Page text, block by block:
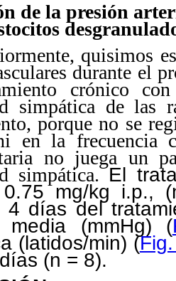
de la presión
quisimos
durante el
crónico
simpática de las
porque no se
en la frecuencia
no juega un
simpática. El
0.75 mg/kg i.p.,
4 días del
media (mmHg) (
(latidos/min) (
(n = 8).